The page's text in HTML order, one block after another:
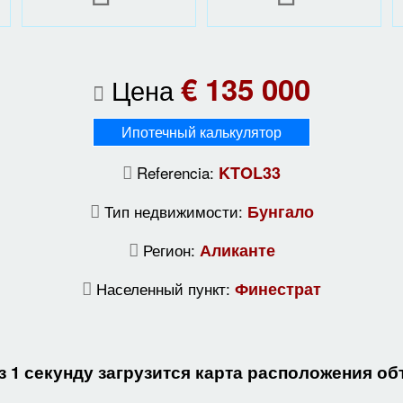
Цена€ 135 000
Ипотечный калькулятор
Referencia: KTOL33
Тип недвижимости: Бунгало
Регион: Аликанте
Населенный пункт: Финестрат
1 секунду загрузится карта расположения